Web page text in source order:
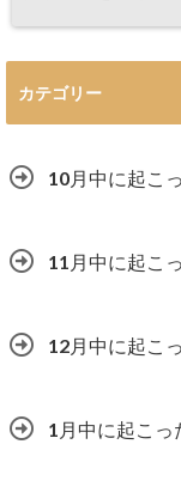
カテゴリー
10月中に起こ
11月中に起こ
12月中に起こ
1月中に起こっ